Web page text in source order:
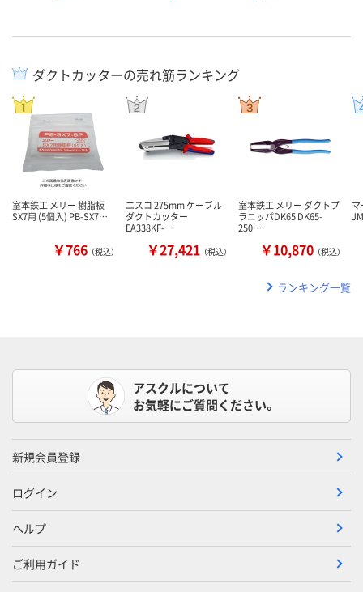
ダクトカッターの売れ筋ランキング
室本鉄工 メリー 樹脂板
SX7用 (5個入) PB-SX7…
￥766 （税込）
エスコ 275mm ケーブル
ダクトカッター
EA338KF-…
￥27,421 （税込）
室本鉄工 メリー ダクトプ
ラニッパDK65 DK65-
250…
￥10,870 （税込）
ランキング一覧
アスクルについて
お気軽にご質問ください。
新規会員登録
ログイン
ヘルプ
ご利用ガイド